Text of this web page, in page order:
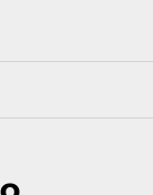
Técnicas de